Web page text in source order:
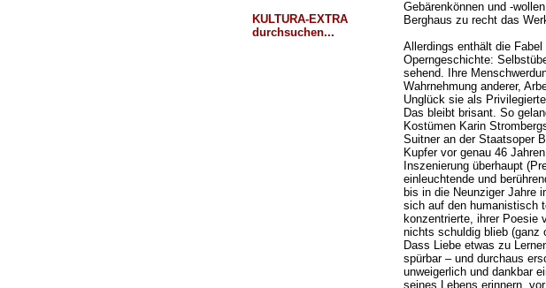
KULTURA-EXTRA
durchsuchen...
Gebärenkönnen und -
Berghaus zu recht das
Allerdings enthält die
Operngeschichte:
sehend. Ihre
Wahrnehmung anderer,
Unglück sie als
Das bleibt brisant. So
Kostümen Karin
Suitner an der Staatsoper
Kupfer vor genau 46
Inszenierung überhaupt
einleuchtende und
bis in die Neunziger Jahre
sich auf den humanistisch
konzentrierte, ihrer Poesie
nichts schuldig blieb (ganz
Dass Liebe etwas zu
spürbar – und durchaus
unweigerlich und dankbar
seines Lebens erinnern,